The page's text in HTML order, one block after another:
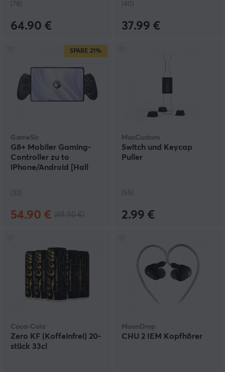
(78)
64.90 €
(40)
37.99 €
SPARE 21%
GameSir
G8+ Mobiler Gaming-
Controller zu to
iPhone/Android [Hall
(33)
54.90 €
MaxCustom
Switch und Keycap
Puller
(55)
2.99 €
Coca-Cola
Zero KF (Koffeinfrei) 20-
stück 33cl
MoonDrop
CHU 2 IEM Kopfhörer